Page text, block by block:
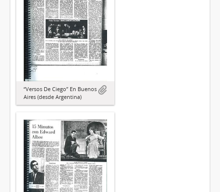
“Versos De Ciego” En Buenos
Aires (desde Argentina)